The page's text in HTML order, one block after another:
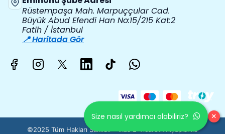
Rüstempaşa Mah. Marpuççular Cad.
Büyük Abud Efendi Han No:15/215 Kat:2
Fatih / İstanbul
📍 Haritada Gör
©2025 Tüm Hakları Saklıdır - ikas E-Ticaret Altyapısı ile
Size nasıl yardımcı olabiliriz? ×